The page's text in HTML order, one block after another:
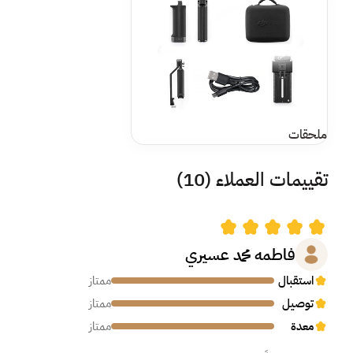
ملحقات
تقييمات العملاء(10)
فاطمه محمد عسيري
استقبال
ممتاز
توصيل
ممتاز
معدة
ممتاز